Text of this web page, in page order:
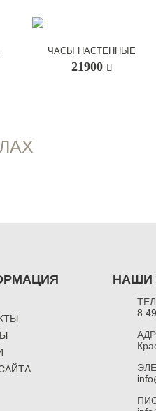
ЧАСЫ НАСТЕННЫЕ
21900
НАШИ
8